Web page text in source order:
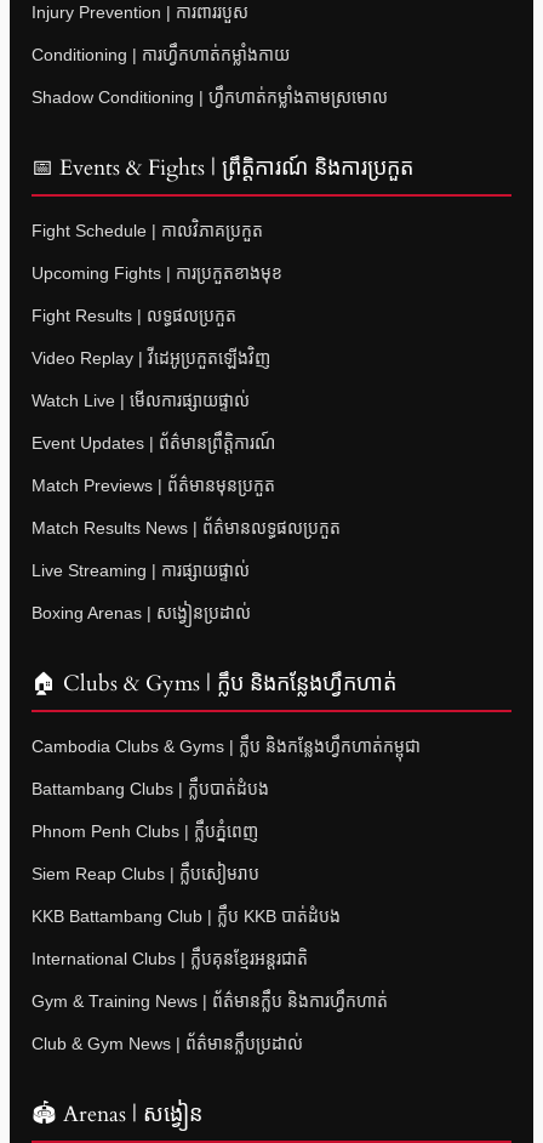
Injury Prevention | ការពាររបួស
Conditioning | ការហ្វឹកហាត់កម្លាំងកាយ
Shadow Conditioning | ហ្វឹកហាត់កម្លាំងតាមស្រមោល
📅 Events & Fights | ព្រឹត្តិការណ៍ និងការប្រកួត
Fight Schedule | កាលវិភាគប្រកួត
Upcoming Fights | ការប្រកួតខាងមុខ
Fight Results | លទ្ធផលប្រកួត
Video Replay | វីដេអូប្រកួតឡើងវិញ
Watch Live | មើលការផ្សាយផ្ទាល់
Event Updates | ព័ត៌មានព្រឹត្តិការណ៍
Match Previews | ព័ត៌មានមុនប្រកួត
Match Results News | ព័ត៌មានលទ្ធផលប្រកួត
Live Streaming | ការផ្សាយផ្ទាល់
Boxing Arenas | សង្វៀនប្រដាល់
🏠 Clubs & Gyms | ក្លឹប និងកន្លែងហ្វឹកហាត់
Cambodia Clubs & Gyms | ក្លឹប និងកន្លែងហ្វឹកហាត់កម្ពុជា
Battambang Clubs | ក្លឹបបាត់ដំបង
Phnom Penh Clubs | ក្លឹបភ្នំពេញ
Siem Reap Clubs | ក្លឹបសៀមរាប
KKB Battambang Club | ក្លឹប KKB បាត់ដំបង
International Clubs | ក្លឹបគុនខ្មែរអន្តរជាតិ
Gym & Training News | ព័ត៌មានក្លឹប និងការហ្វឹកហាត់
Club & Gym News | ព័ត៌មានក្លឹបប្រដាល់
🏟 Arenas | សង្វៀន